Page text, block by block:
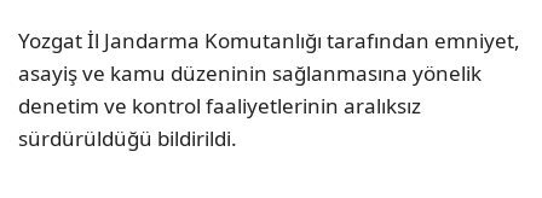
Yozgat İl Jandarma Komutanlığı tarafından emniyet,
asayiş ve kamu düzeninin sağlanmasına yönelik
denetim ve kontrol faaliyetlerinin aralıksız
sürdürüldüğü bildirildi.